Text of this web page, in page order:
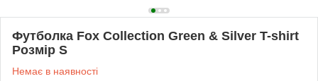
Футболка Fox Collection Green & Silver T-shirt
Розмір S
Немає в наявності